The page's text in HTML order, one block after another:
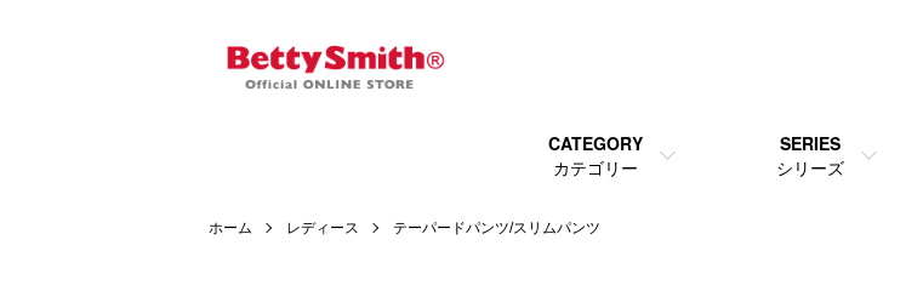
CATEGORY
カテゴリー
SERIES
シリーズ
ホーム レディース テーパードパンツ/スリムパンツ